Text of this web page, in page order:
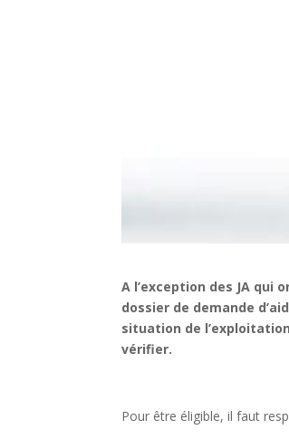
A l’exception des JA
dossier de demande
situation de
vérifier.
Pour être éligible, il faut